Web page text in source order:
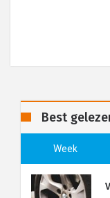
Best
Week